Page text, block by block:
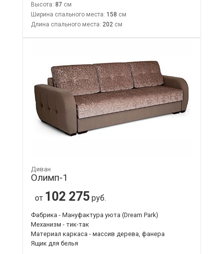
Высота: 87
Ширина спального места: 158
Длина спального места: 202
Диван
Олимп-1
от 102 275руб.
Фабрика - Мануфактура уюта (Dream Park)
Механизм - тик-так
Материал каркаса - массив дерева, фанера
Ящик для белья